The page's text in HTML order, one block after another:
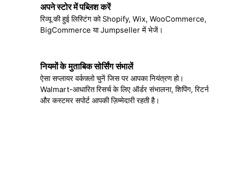
अपने स्टोर में पब्लिश करें
रिव्यू की हुई लिस्टिंग को Shopify, Wix, WooCommerce,
BigCommerce या Jumpseller में भेजें।
नियमों के मुताबिक सोर्सिंग संभालें
ऐसा सप्लायर वर्कफ़्लो चुनें जिस पर आपका नियंत्रण हो।
Walmart-आधारित रिसर्च के लिए ऑर्डर संभालना, शिपिंग, रिटर्न
और कस्टमर सपोर्ट आपकी ज़िम्मेदारी रहती है।